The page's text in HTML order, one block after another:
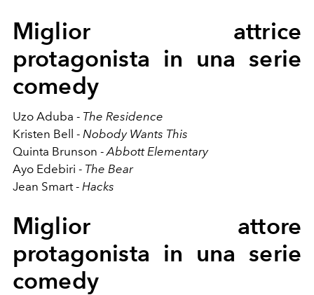
Miglior attrice
protagonista in una serie
comedy
Uzo Aduba - The Residence
Kristen Bell - Nobody Wants This
Quinta Brunson - Abbott Elementary
Ayo Edebiri - The Bear
Jean Smart - Hacks
Miglior attore
protagonista in una serie
comedy